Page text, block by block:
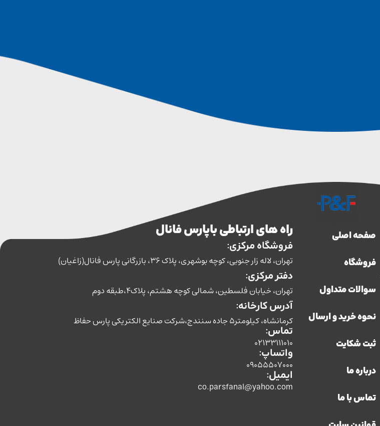
صفحه اصلی
فروشگاه
سوالات متداول
نحوه خرید و ارسال
ثبت شکایت
درباره ما
تماس با ما
راه های ارتباطی با پارس فانال
فروشگاه مرکزی:
تهران، لاله زار جنوبی، کوچه بوشهری، پلاک 36، بازرگانی پارس فانال(زاغیان)
دفتر مرکزی:
تهران، خیابان فلسطین، شمالی کوچه هشتم، پلاک4،طبقه دوم
آدرس کارخانه:
کرمانشاه، کیلومتر5 جاده سنندج،شرکت صنایع الکتریکی پارس حفاظ
تماس:
02133111010
واتساپ:
09055507000
ایمیل:
co.parsfanal@yahoo.com